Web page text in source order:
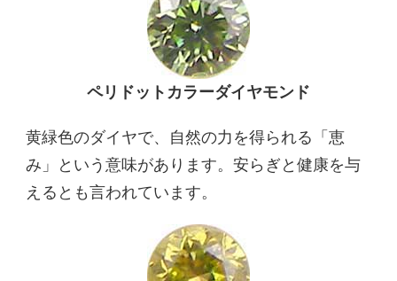
ペリドットカラーダイヤモンド
黄緑色のダイヤで、自然の力を得られる「恵
み」という意味があります。安らぎと健康を与
えるとも言われています。